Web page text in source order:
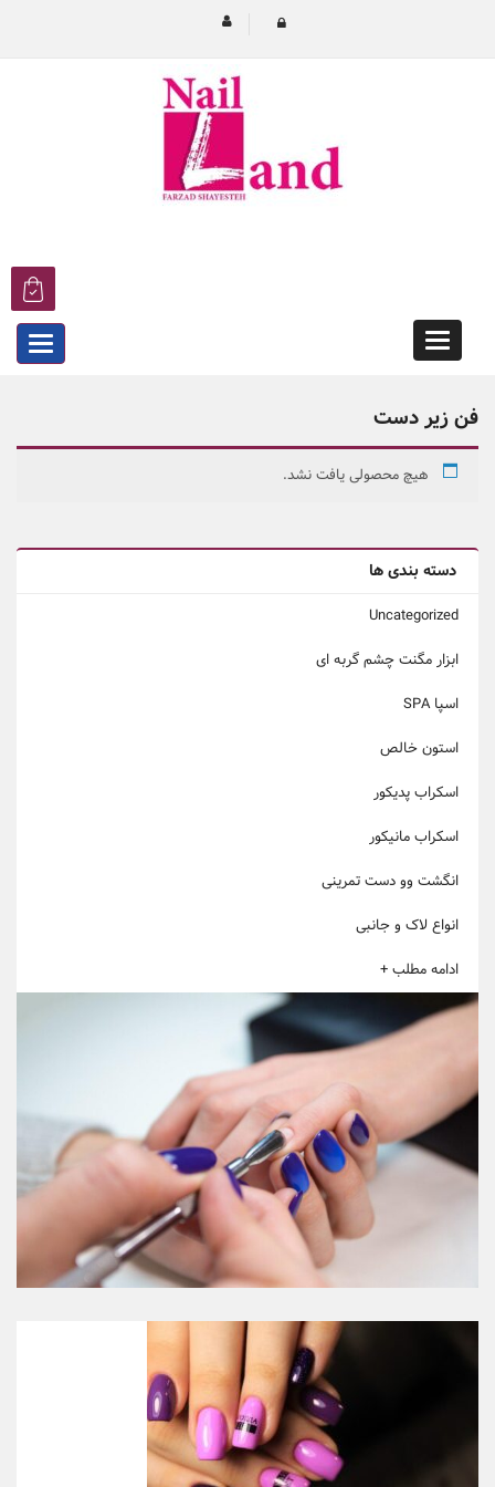
Categories
دسته بندی ها
Uncategorized
ابزار مگنت چشم گربه ای
اسپا SPA
استون خالص
اسکراب پدیکور
اسکراب مانیکور
انگشت وو دست تمرینی
انواع لاک و جانبی
ادامه مطلب +
فن زیر دست
هیچ محصولی یافت نشد.